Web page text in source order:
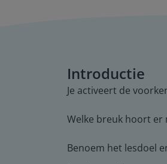
Introductie
Je activeert de
Welke breuk hoort er
Benoem het lesdoel